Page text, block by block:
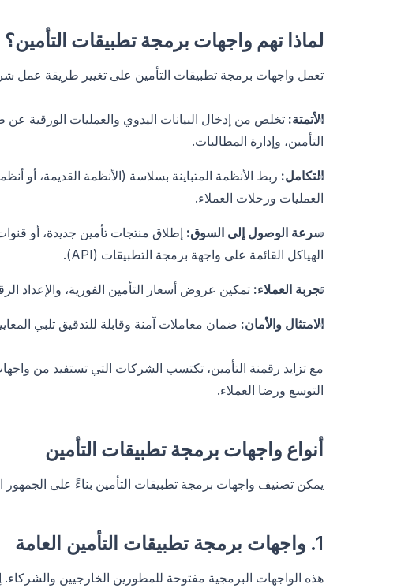
لماذا تهم واجهات برمجة تطبيقات التأمين؟
تعمل واجهات برمجة تطبيقات التأمين على تغيير طريقة عمل
الأتمتة: تخلص من إدخال البيانات اليدوي والعمليات الورقية
التأمين، وإدارة المطالبات.
التكامل: ربط الأنظمة المتباينة بسلاسة (الأنظمة القديمة، أو
العمليات ورحلات العملاء.
سرعة الوصول إلى السوق: إطلاق منتجات تأمين جديدة، أو
الهياكل القائمة على واجهة برمجة التطبيقات (API).
تجربة العملاء: تمكين عروض أسعار التأمين الفورية، والإعداد
الامتثال والأمان: ضمان معاملات آمنة وقابلة للتدقيق تلبي
مع تزايد رقمنة التأمين، تكتسب الشركات التي تستفيد من
التوسع ورضا العملاء.
أنواع واجهات برمجة تطبيقات التأمين
يمكن تصنيف واجهات برمجة تطبيقات التأمين بناءً على
1. واجهات برمجة تطبيقات التأمين العامة
هذه الواجهات البرمجية مفتوحة للمطورين الخارجيين والشركاء.